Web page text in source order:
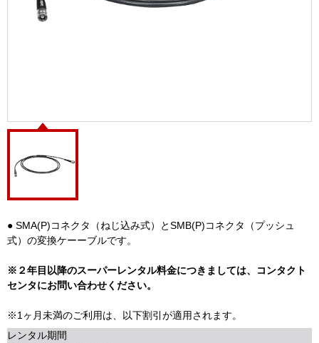
● SMA(P)コネクタ（ねじ込み式）とSMB(P)コネクタ（プッシュ
式）の変換ケーーブルです。
※２年目以降のスーパーレンタル料金につきましては、コンタクト
センタにお問い合わせください。
※1ヶ月未満のご利用は、以下割引が適用されます。
レンタル期間